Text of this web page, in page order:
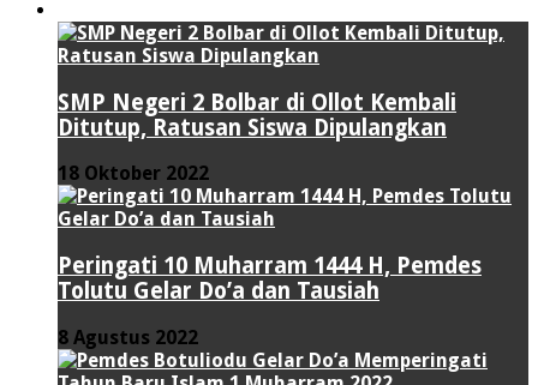
SMP Negeri 2 Bolbar di Ollot Kembali
Ditutup, Ratusan Siswa Dipulangkan
18 Oktober 2022
Peringati 10 Muharram 1444 H, Pemdes
Tolutu Gelar Do’a dan Tausiah
8 Agustus 2022